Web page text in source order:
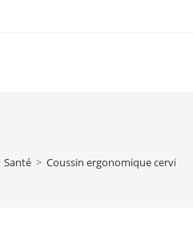
Santé > Coussin ergonomique